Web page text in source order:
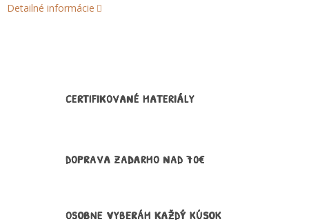
Detailné informácie
CERTIFIKOVANÉ MATERIÁLY
DOPRAVA ZADARMO NAD 70€
OSOBNE VYBERÁM KAŽDÝ KÚSOK